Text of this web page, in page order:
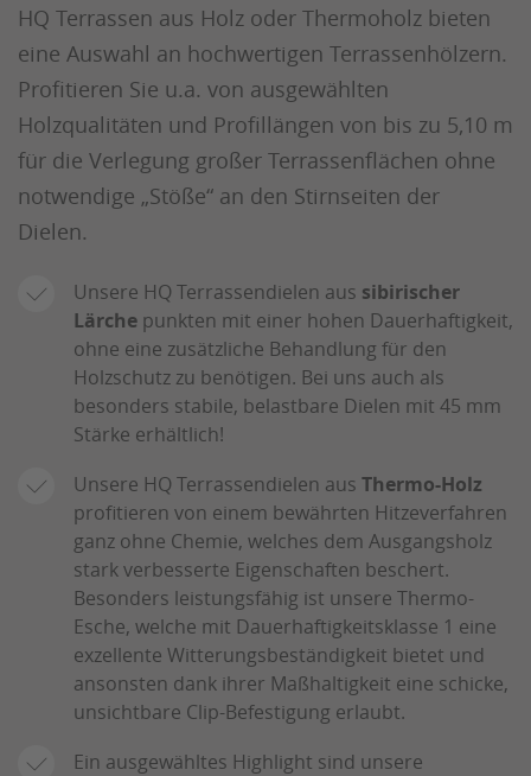
HQ Terrassen aus Holz oder Thermoholz bieten
eine Auswahl an hochwertigen Terrassenhölzern.
Profitieren Sie u.a. von ausgewählten
Holzqualitäten und Profillängen von bis zu 5,10 m
für die Verlegung großer Terrassenflächen ohne
notwendige „Stöße“ an den Stirnseiten der
Dielen.
Unsere HQ Terrassendielen aus sibirischer
Lärche punkten mit einer hohen Dauerhaftigkeit,
ohne eine zusätzliche Behandlung für den
Holzschutz zu benötigen. Bei uns auch als
besonders stabile, belastbare Dielen mit 45 mm
Stärke erhältlich!
Unsere HQ Terrassendielen aus Thermo-Holz
profitieren von einem bewährten Hitzeverfahren
ganz ohne Chemie, welches dem Ausgangsholz
stark verbesserte Eigenschaften beschert.
Besonders leistungsfähig ist unsere Thermo-
Esche, welche mit Dauerhaftigkeitsklasse 1 eine
exzellente Witterungsbeständigkeit bietet und
ansonsten dank ihrer Maßhaltigkeit eine schicke,
unsichtbare Clip-Befestigung erlaubt.
Ein ausgewähltes Highlight sind unsere